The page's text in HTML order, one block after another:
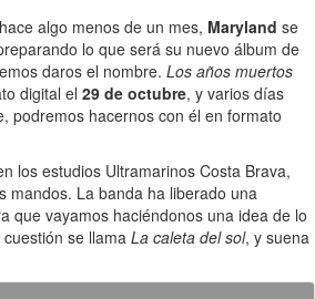
hace algo menos de un mes, Maryland se
lo que será su nuevo álbum de
daros el nombre. Los años muertos
digital el 29 de octubre, y varios días
podremos hacernos con él en formato
los estudios Ultramarinos Costa Brava,
mandos. La banda ha liberado una
que vayamos haciéndonos una idea de lo
se llama La caleta del sol, y suena